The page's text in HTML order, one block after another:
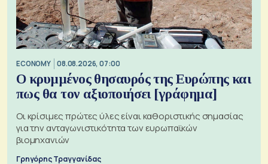
ECONOMY 08.08.2026, 07:00
Ο κρυμμένος θησαυρός της Ευρώπης και
πως θα τον αξιοποιήσει [γράφημα]
Οι κρίσιμες πρώτες ύλες είναι καθοριστικής σημασίας
για την ανταγωνιστικότητα των ευρωπαϊκών
βιομηχανιών
Γρηγόρης Τραγγανίδας